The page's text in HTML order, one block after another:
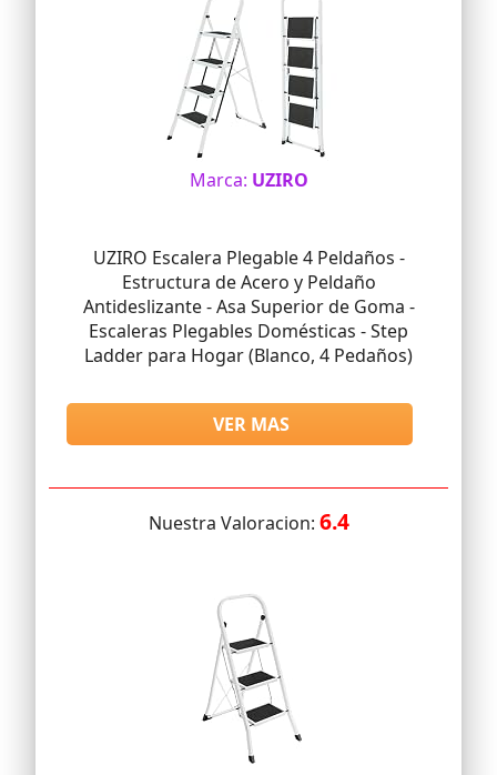
Marca: UZIRO
UZIRO Escalera Plegable 4 Peldaños -
Estructura de Acero y Peldaño
Antideslizante - Asa Superior de Goma -
Escaleras Plegables Domésticas - Step
Ladder para Hogar (Blanco, 4 Pedaños)
VER MAS
Nuestra Valoracion: 6.4